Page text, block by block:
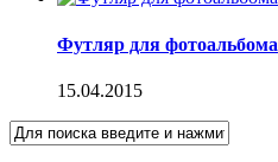
Футляр для фотоальбома
15.04.2015